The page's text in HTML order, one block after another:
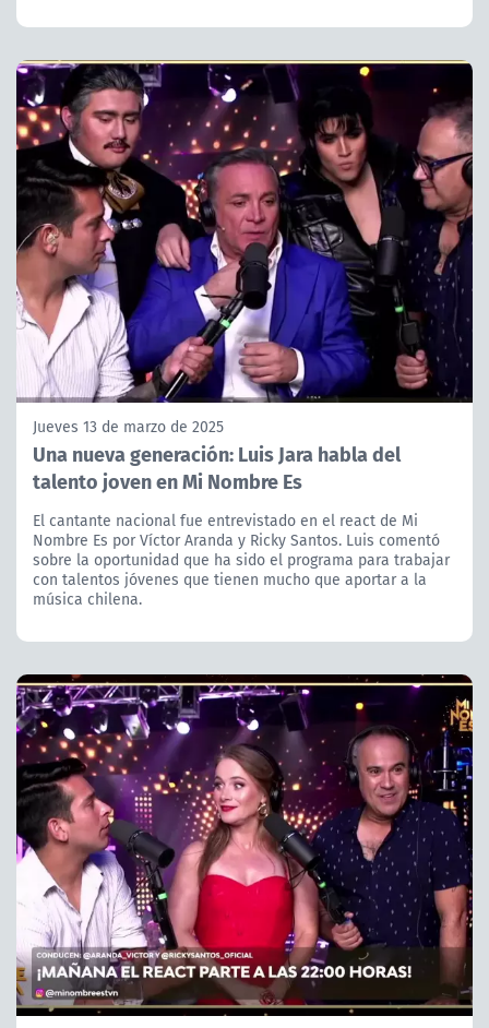
Jueves 13 de marzo de 2025
Una nueva generación: Luis Jara habla del
talento joven en Mi Nombre Es
El cantante nacional fue entrevistado en el react de Mi
Nombre Es por Víctor Aranda y Ricky Santos. Luis comentó
sobre la oportunidad que ha sido el programa para trabajar
con talentos jóvenes que tienen mucho que aportar a la
música chilena.